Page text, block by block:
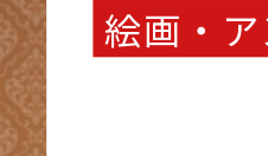
絵画・